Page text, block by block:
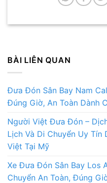
BÀI LIÊN QUAN
Đưa Đón Sân Bay Nam
Đúng Giờ, An Toàn Dành
Người Việt Đưa Đón –
Lịch Và Di Chuyển Uy
Việt Tại Mỹ
Xe Đưa Đón Sân Bay Los
Chuyển An Toàn, Đúng